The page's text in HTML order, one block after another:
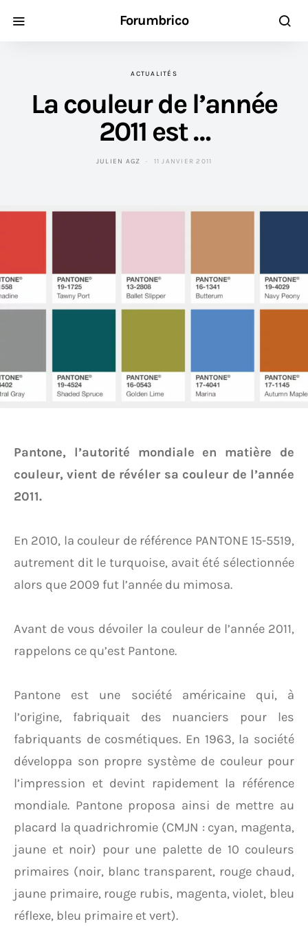
Forumbrico
ACTUALITÉS
La couleur de l’année
2011 est …
JULIEN AGZ 11 JANVIER 2011
Pantone, l’autorité mondiale en matière de
couleur, vient de révéler sa couleur de l’année
2011.
En 2010, la couleur de référence PANTONE 15-5519,
autrement dit le turquoise, avait été sélectionnée
alors que 2009 fut l’année du mimosa.
Avant de vous dévoiler la couleur de l’année 2011,
rappelons ce qu’est Pantone.
Pantone est une société américaine qui, à
l’origine, fabriquait des nuanciers pour les
fabriquants de cosmétiques. En 1963, la société
développa son propre système de couleur pour
l’impression et devint rapidement la référence
mondiale. Pantone proposa ainsi de mettre au
placard la quadrichromie (CMJN : cyan, magenta,
jaune et noir) pour une palette de 10 couleurs
primaires (noir, blanc transparent, rouge chaud,
jaune primaire, rouge rubis, magenta, violet, bleu
réflexe, bleu primaire et vert).